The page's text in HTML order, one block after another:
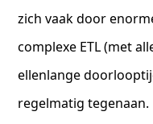
zich vaak door
complexe ETL (met
ellenlange
regelmatig